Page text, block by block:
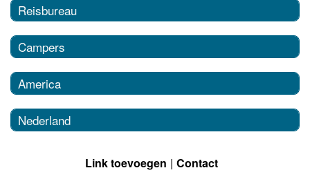
Reisbureau
Campers
America
Nederland
Link toevoegen Contact